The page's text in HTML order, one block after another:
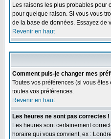
Les raisons les plus probables pour
pour quelque raison. Si vous vous
de la base de données. Essayez de
Revenir en haut
Comment puis-je changer mes
Toutes vos préférences (si vous
toutes vos préférences.
Revenir en haut
Les heures ne sont pas correctes !
Les heures sont certainement
horaire qui vous convient, ex :